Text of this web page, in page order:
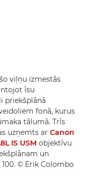
viļņu izmestās
īsu
priekšplānā
fonā, kurus
tālumā. Trīs
uzņemts ar Canon
IS USM objektīvu
un
100. © Erik Colombo